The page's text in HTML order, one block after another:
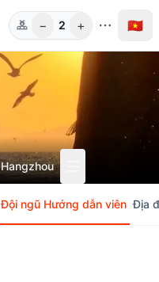
Người
− 2 + 🇻🇳
Hangzhou
Đội ngũ Hướng dẫn viên Địa